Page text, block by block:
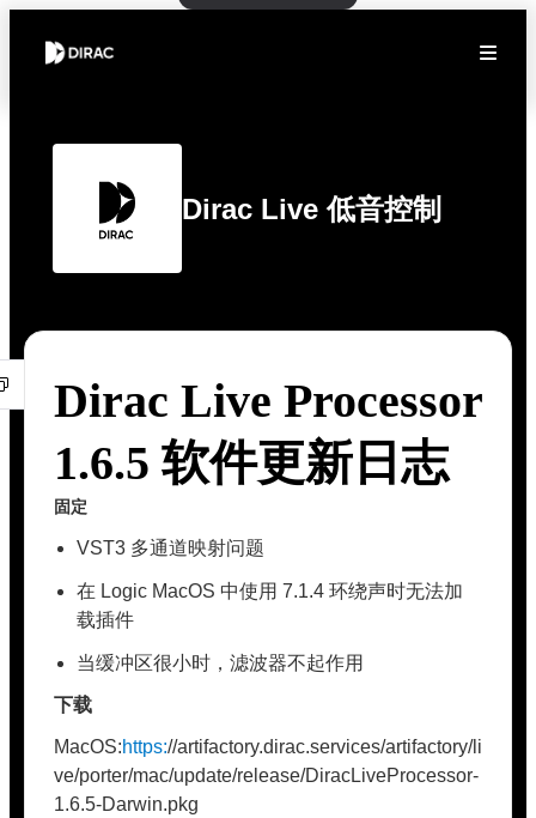
Dirac Live 低音控制
Dirac Live Processor
1.6.5 软件更新日志
固定
VST3 多通道映射问题
在 Logic MacOS 中使用 7.1.4 环绕声时无法加
载插件
当缓冲区很小时，滤波器不起作用
下载
MacOS:https://artifactory.dirac.services/artifactory/li
ve/porter/mac/update/release/DiracLiveProcessor-
1.6.5-Darwin.pkg